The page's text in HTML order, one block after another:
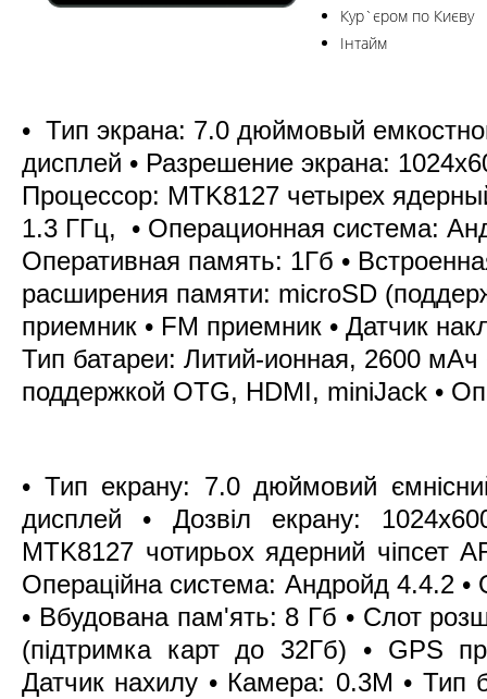
Кур`єром по Києву
Інтайм
• Тип экрана: 7.0 дюймовый
дисплей • Разрешение экрана:
Процессор: MTK8127 четырех
1.3 ГГц, • Операционная система:
Оперативная память: 1Гб •
расширения памяти: microSD
приемник • FM приемник • Датчик
Тип батареи: Литий-ионная, 2600
поддержкой OTG, HDMI, miniJack •
• Тип екрану: 7.0 дюймовий
дисплей • Дозвіл екрану:
MTK8127 чотирьох ядерний чіпсет
Операційна система: Андройд 4.4.2
• Вбудована пам'ять: 8 Гб • Слот
(підтримка карт до 32Гб) • GPS
Датчик нахилу • Камера: 0.3М • Тип